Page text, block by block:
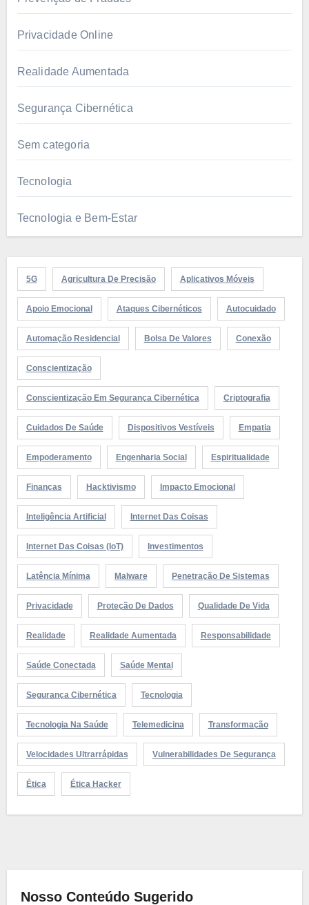
Privacidade Online
Realidade Aumentada
Segurança Cibernética
Sem categoria
Tecnologia
Tecnologia e Bem-Estar
5G Agricultura De Precisão Aplicativos Móveis
Apoio Emocional Ataques Cibernéticos Autocuidado
Automação Residencial Bolsa De Valores Conexão
Conscientização
Conscientização Em Segurança Cibernética Criptografia
Cuidados De Saúde Dispositivos Vestíveis Empatia
Empoderamento Engenharia Social Espiritualidade
Finanças Hacktivismo Impacto Emocional
Inteligência Artificial Internet Das Coisas
Internet Das Coisas (IoT) Investimentos
Latência Mínima Malware Penetração De Sistemas
Privacidade Proteção De Dados Qualidade De Vida
Realidade Realidade Aumentada Responsabilidade
Saúde Conectada Saúde Mental
Segurança Cibernética Tecnologia
Tecnologia Na Saúde Telemedicina Transformação
Velocidades Ultrarrápidas Vulnerabilidades De Segurança
Ética Ética Hacker
Nosso Conteúdo Sugerido